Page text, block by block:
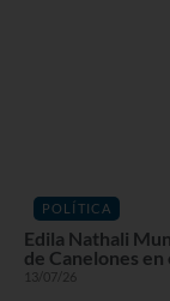
POLÍTICA
Edila Nathali
de Canelones
13/07/26